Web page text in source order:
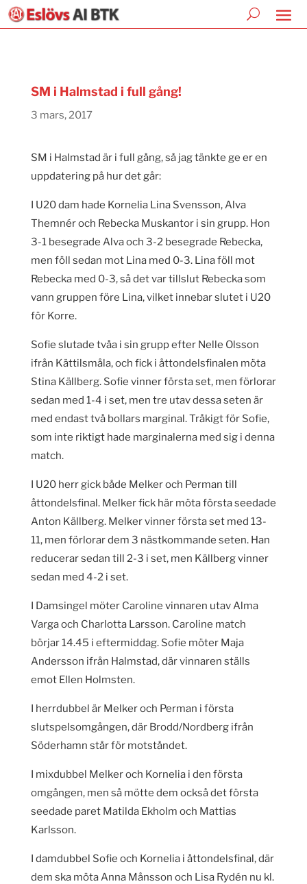
SM i Halmstad i full gång!
3 mars, 2017
SM i Halmstad är i full gång, så jag tänkte ge er en
uppdatering på hur det går:
I U20 dam hade Kornelia Lina Svensson, Alva
Themnér och Rebecka Muskantor i sin grupp. Hon
3-1 besegrade Alva och 3-2 besegrade Rebecka,
men föll sedan mot Lina med 0-3. Lina föll mot
Rebecka med 0-3, så det var tillslut Rebecka som
vann gruppen före Lina, vilket innebar slutet i U20
för Korre.
Sofie slutade tvåa i sin grupp efter Nelle Olsson
ifrån Kättilsmåla, och fick i åttondelsfinalen möta
Stina Källberg. Sofie vinner första set, men förlorar
sedan med 1-4 i set, men tre utav dessa seten är
med endast två bollars marginal. Tråkigt för Sofie,
som inte riktigt hade marginalerna med sig i denna
match.
I U20 herr gick både Melker och Perman till
åttondelsfinal. Melker fick här möta första seedade
Anton Källberg. Melker vinner första set med 13-
11, men förlorar dem 3 nästkommande seten. Han
reducerar sedan till 2-3 i set, men Källberg vinner
sedan med 4-2 i set.
I Damsingel möter Caroline vinnaren utav Alma
Varga och Charlotta Larsson. Caroline match
börjar 14.45 i eftermiddag. Sofie möter Maja
Andersson ifrån Halmstad, där vinnaren ställs
emot Ellen Holmsten.
I herrdubbel är Melker och Perman i första
slutspelsomgången, där Brodd/Nordberg ifrån
Söderhamn står för motståndet.
I mixdubbel Melker och Kornelia i den första
omgången, men så mötte dem också det första
seedade paret Matilda Ekholm och Mattias
Karlsson.
I damdubbel Sofie och Kornelia i åttondelsfinal, där
dem ska möta Anna Månsson och Lisa Rydén nu kl.